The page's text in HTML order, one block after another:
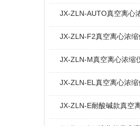
JX-ZLN-AUTO真空离心
JX-ZLN-F2真空离心浓
JX-ZLN-M真空离心浓缩
JX-ZLN-EL真空离心浓
JX-ZLN-E耐酸碱款真空